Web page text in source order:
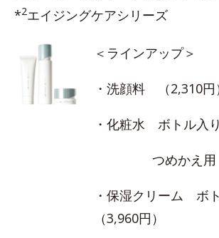
*2エイジングケアシリーズ
＜ラインアップ＞
・洗顔料 （2,310円
・化粧水 ボトル入
つめかえ用（
・保湿クリーム ボ
（3,960円）